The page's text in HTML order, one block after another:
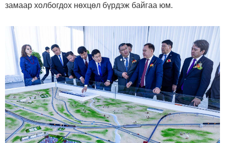
замаар холбогдох нөхцөл бүрдэж байгаа юм.